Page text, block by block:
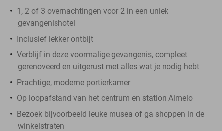
1, 2 of 3 overnachtingen voor 2 in een uniek
gevangenishotel
Inclusief lekker ontbijt
Verblijf in deze voormalige gevangenis, compleet
gerenoveerd en uitgerust met alles wat je nodig hebt
Prachtige, moderne portierkamer
Op loopafstand van het centrum en station Almelo
Bezoek bijvoorbeeld leuke musea of ga shoppen in de
winkelstraten